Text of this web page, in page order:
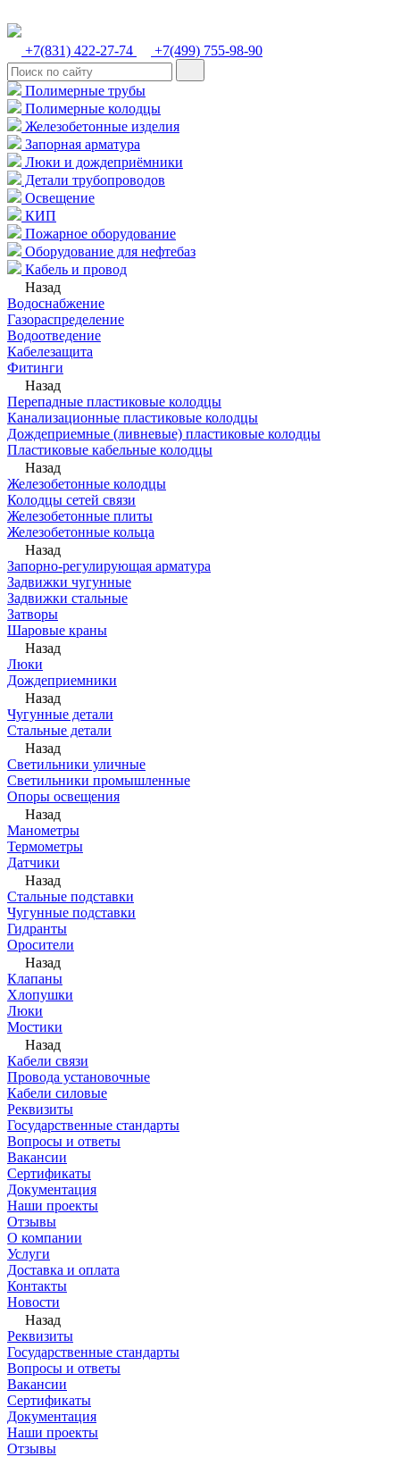
+7(831) 422-27-74 +7(499) 755-98-90
Полимерные трубы
Полимерные колодцы
Железобетонные изделия
Запорная арматура
Люки и дождеприёмники
Детали трубопроводов
Освещение
КИП
Пожарное оборудование
Оборудование для нефтебаз
Кабель и провод
Назад
Водоснабжение
Газораспределение
Водоотведение
Кабелезащита
Фитинги
Назад
Перепадные пластиковые колодцы
Канализационные пластиковые колодцы
Дождеприемные (ливневые) пластиковые колодцы
Пластиковые кабельные колодцы
Назад
Железобетонные колодцы
Колодцы сетей связи
Железобетонные плиты
Железобетонные кольца
Назад
Запорно-регулирующая арматура
Задвижки чугунные
Задвижки стальные
Затворы
Шаровые краны
Назад
Люки
Дождеприемники
Назад
Чугунные детали
Стальные детали
Назад
Светильники уличные
Светильники промышленные
Опоры освещения
Назад
Манометры
Термометры
Датчики
Назад
Стальные подставки
Чугунные подставки
Гидранты
Оросители
Назад
Клапаны
Хлопушки
Люки
Мостики
Назад
Кабели связи
Провода установочные
Кабели силовые
Реквизиты
Государственные стандарты
Вопросы и ответы
Вакансии
Сертификаты
Документация
Наши проекты
Отзывы
О компании
Услуги
Доставка и оплата
Контакты
Новости
Назад
Реквизиты
Государственные стандарты
Вопросы и ответы
Вакансии
Сертификаты
Документация
Наши проекты
Отзывы